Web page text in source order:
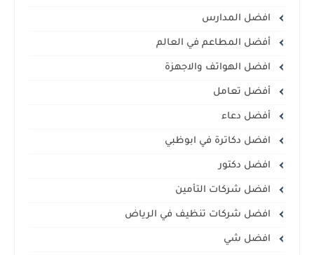
افضل المدارس
أفضل المطاعم في العالم
افضل الهواتف والاجهزة
أفضل تعامل
أفضل دعاء
افضل دكاترة في ابوظبي
افضل دكتور
افضل شركات التأمين
افضل شركات تنظيف في الرياض
افضل شي